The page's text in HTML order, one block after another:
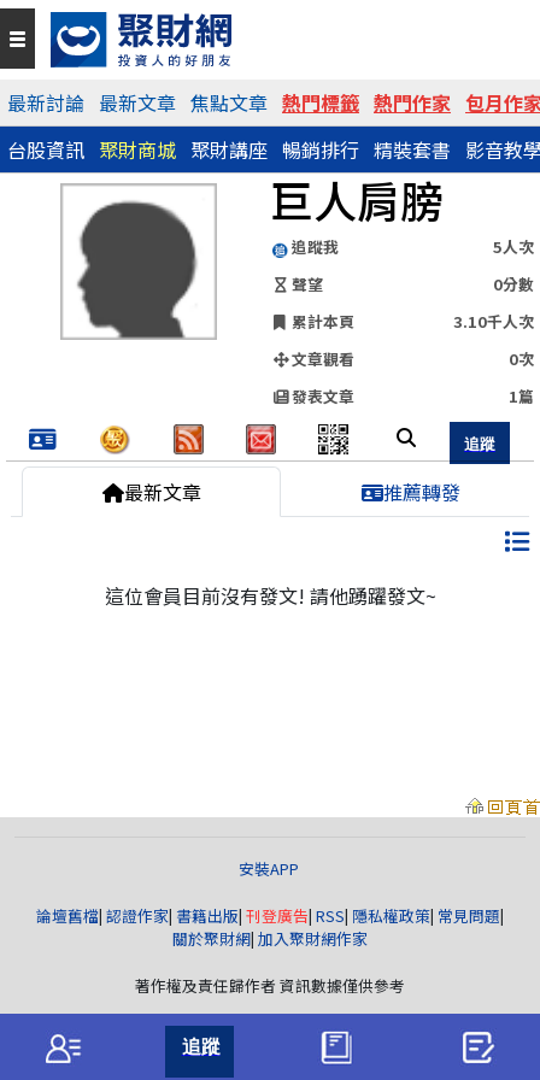
最新討論 最新文章 焦點文章 熱門標籤 熱門作家 包月作
台股資訊 聚財商城 聚財講座 暢銷排行 精裝套書 影音教
巨人肩膀
追蹤我
5人次
聲望
0分數
累計本頁
3.10千人次
文章觀看
0次
發表文章
1篇
QR Code
https://www.wearn.com/blog.asp?id=162055
分享網址
最新文章 推薦轉發
這位會員目前沒有發文! 請他踴躍發文~
安裝APP
論壇舊檔| 認證作家| 書籍出版| 刊登廣告| RSS| 隱私權政策| 常見問題|
關於聚財網| 加入聚財網作家
著作權及責任歸作者 資訊數據僅供參考
版權所有© wearn.com All Rights Reserved.